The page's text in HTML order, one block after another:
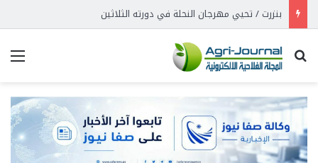
بنزرت / تحيي مهرجان النحلة في دورته الثلاثين
بحث عن